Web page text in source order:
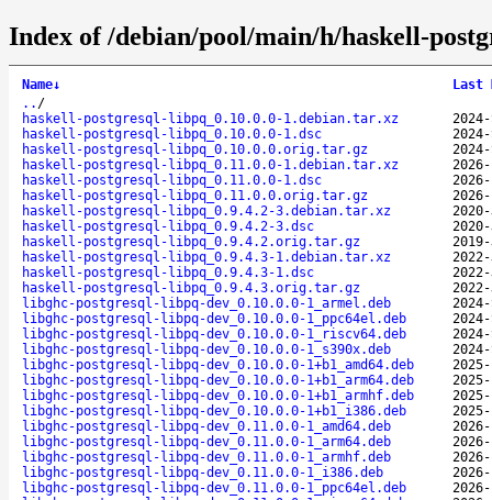
Index of /debian/pool/main/h/haskell-
Name↓
Last
.. /
haskell-postgresql-libpq_0.10.0.0-1.debian.tar.xz
haskell-postgresql-libpq_0.10.0.0-1.dsc
haskell-postgresql-libpq_0.10.0.0.orig.tar.gz
haskell-postgresql-libpq_0.11.0.0-1.debian.tar.xz
haskell-postgresql-libpq_0.11.0.0-1.dsc
haskell-postgresql-libpq_0.11.0.0.orig.tar.gz
haskell-postgresql-libpq_0.9.4.2-3.debian.tar.xz
haskell-postgresql-libpq_0.9.4.2-3.dsc
haskell-postgresql-libpq_0.9.4.2.orig.tar.gz
haskell-postgresql-libpq_0.9.4.3-1.debian.tar.xz
haskell-postgresql-libpq_0.9.4.3-1.dsc
haskell-postgresql-libpq_0.9.4.3.orig.tar.gz
libghc-postgresql-libpq-dev_0.10.0.0-1_armel.deb
libghc-postgresql-libpq-dev_0.10.0.0-1_ppc64el.deb
libghc-postgresql-libpq-dev_0.10.0.0-1_riscv64.deb
libghc-postgresql-libpq-dev_0.10.0.0-1_s390x.deb
libghc-postgresql-libpq-dev_0.10.0.0-1+b1_amd64.deb
libghc-postgresql-libpq-dev_0.10.0.0-1+b1_arm64.deb
libghc-postgresql-libpq-dev_0.10.0.0-1+b1_armhf.deb
libghc-postgresql-libpq-dev_0.10.0.0-1+b1_i386.deb
libghc-postgresql-libpq-dev_0.11.0.0-1_amd64.deb
libghc-postgresql-libpq-dev_0.11.0.0-1_arm64.deb
libghc-postgresql-libpq-dev_0.11.0.0-1_armhf.deb
libghc-postgresql-libpq-dev_0.11.0.0-1_i386.deb
libghc-postgresql-libpq-dev_0.11.0.0-1_ppc64el.deb